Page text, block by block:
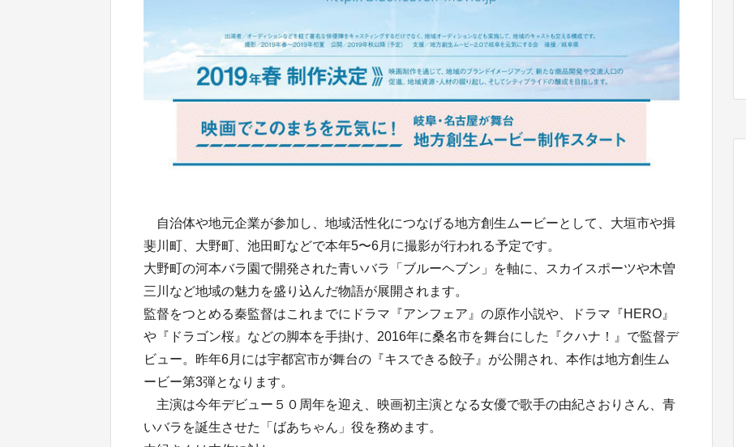
自治体や地元企業が参加し、地域活性化につなげる地方創生ムービーとして、大垣市や揖
斐川町、大野町、池田町などで本年5〜6月に撮影が行われる予定です。
大野町の河本バラ園で開発された青いバラ「ブルーヘブン」を軸に、スカイスポーツや木曽
三川など地域の魅力を盛り込んだ物語が展開されます。
監督をつとめる秦監督はこれまでにドラマ『アンフェア』の原作小説や、ドラマ『HERO』
や『ドラゴン桜』などの脚本を手掛け、2016年に桑名市を舞台にした『クハナ！』で監督デ
ビュー。昨年6月には宇都宮市が舞台の『キスできる餃子』が公開され、本作は地方創生ム
ービー第3弾となります。
主演は今年デビュー５０周年を迎え、映画初主演となる女優で歌手の由紀さおりさん、青
いバラを誕生させた「ばあちゃん」役を務めます。